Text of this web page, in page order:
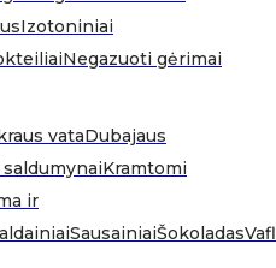
Izotoniniai
Negazuoti gėrimai
vataDubajaus
saldumynaiKramtomi
ir
SausainiaiŠokoladas